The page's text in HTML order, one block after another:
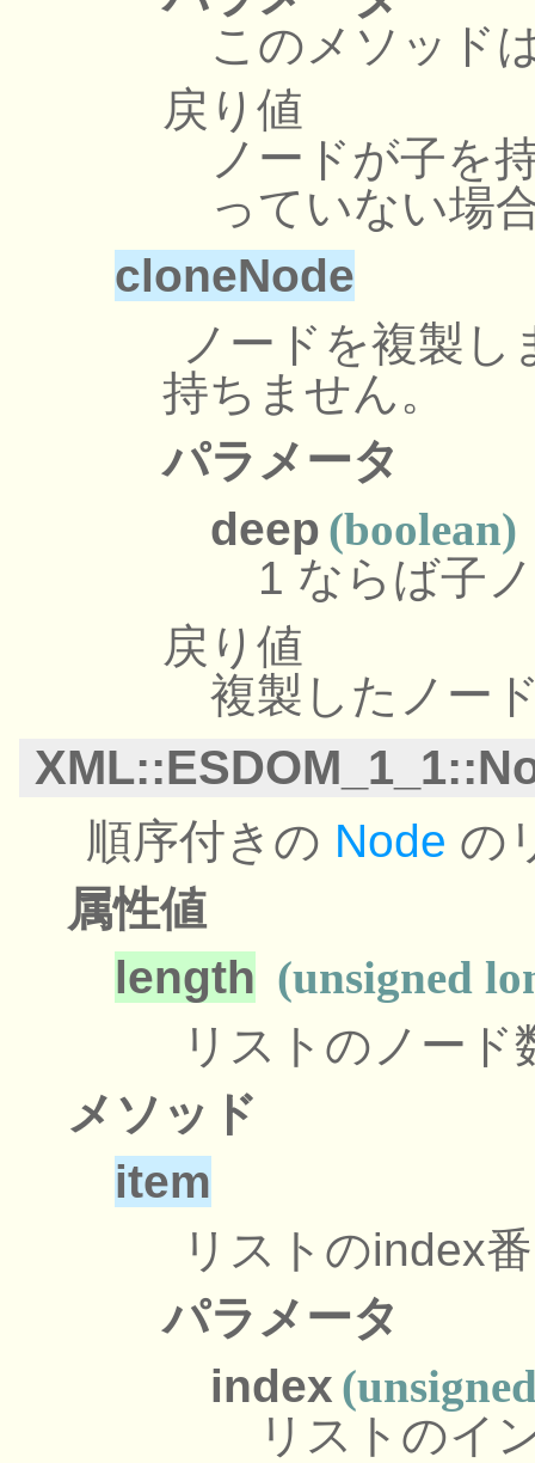
このメソッド
戻り値
ノードが子を
っていない場
cloneNode
ノードを複製
持ちません。
パラメータ
deep (boolean)
1 ならば子
戻り値
複製したノー
順序付きの Node の
属性値
length (unsigned
リストのノード
メソッド
item
リストのindex
パラメータ
index
リストのイ